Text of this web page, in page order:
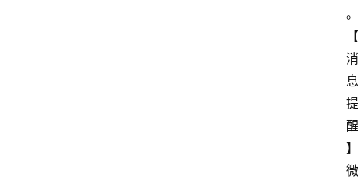
。
【
消
息
提
醒
】
微